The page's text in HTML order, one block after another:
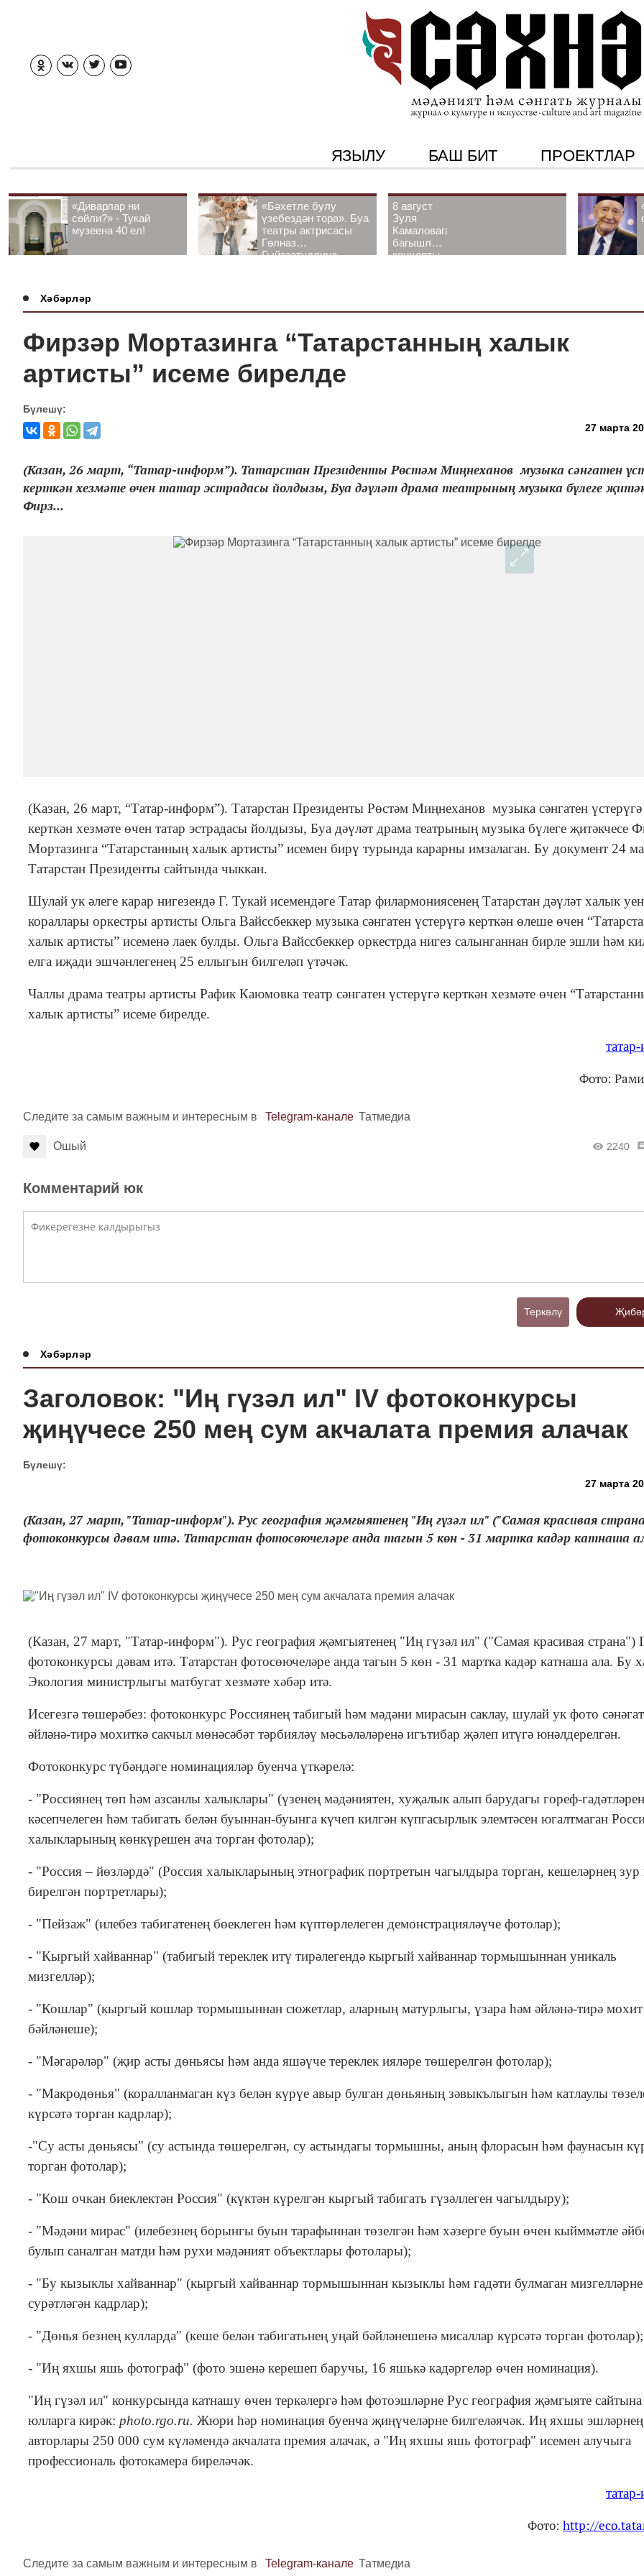
ЯЗЫЛУ БАШ БИТ ПРОЕКТЛАР
«Диварлар ни
сөйли?» - Тукай
музеена 40 ел!
«Бәхетле булу
үзебездән тора». Буа
театры актрисасы
Гөлназ
Гыйззәтуллина-
8 август
Зуля
Камаловага
багышлау
концерты
Хәбәрләр
Фирзәр Мортазинга “Татарстанның халык
артисты” исеме бирелде
Бүлешү:
27 марта
(Казан, 26 март, “Татар-информ”). Татарстан Президенты Рөстәм Миңнеханов музыка сәнгатен
керткән хезмәте өчен татар эстрадасы йолдызы, Буа дәүләт драма театрының музыка бүлеге
Фирз...
(Казан, 26 март, “Татар-информ”). Татарстан Президенты Рөстәм Миңнеханов музыка сәнгатен үстерүгә
керткән хезмәте өчен татар эстрадасы йолдызы, Буа дәүләт драма театрының музыка бүлеге җитәкчесе
Мортазинга “Татарстанның халык артисты” исемен бирү турында карарны имзалаган. Бу документ 24
Татарстан Президенты сайтында чыккан.
Шулай ук әлеге карар нигезендә Г. Тукай исемендәге Татар филармониясенең Татарстан дәүләт халык уен
кораллары оркестры артисты Ольга Вайссбеккер музыка сәнгатен үстерүгә керткән өлеше өчен
халык артисты” исеменә лаек булды. Ольга Вайссбеккер оркестрда нигез салынганнан бирле эшли һәм
елга иҗади эшчәнлегенең 25 еллыгын билгеләп үтәчәк.
Чаллы драма театры артисты Рафик Каюмовка театр сәнгатен үстерүгә керткән хезмәте өчен
халык артисты” исеме бирелде.
Фото:
Следите за самым важным и интересным в Telegram-канале Татмедиа
Ошый 2240
Комментарий юк
Теркәлү
Хәбәрләр
Заголовок: "Иң гүзәл ил" IV фотоконкурсы
җиңүчесе 250 мең сум акчалата премия алачак
Бүлешү:
27 марта
(Казан, 27 март, "Татар-информ"). Рус география җәмгыятенең "Иң гүзәл ил" ("Самая красивая
фотоконкурсы дәвам итә. Татарстан фотосөючеләре анда тагын 5 көн - 31 мартка кадәр катнаша
(Казан, 27 март, "Татар-информ"). Рус география җәмгыятенең "Иң гүзәл ил" ("Самая красивая страна")
фотоконкурсы дәвам итә. Татарстан фотосөючеләре анда тагын 5 көн - 31 мартка кадәр катнаша ала. Бу
Экология министрлыгы матбугат хезмәте хәбәр итә.
Исегезгә төшерәбез: фотоконкурс Россиянең табигый һәм мәдәни мирасын саклау, шулай ук фото
әйләнә-тирә мохиткә сакчыл мөнәсәбәт тәрбияләү мәсьәләләренә игътибар җәлеп итүгә юнәлдерелгән.
Фотоконкурс түбәндәге номинацияләр буенча үткәрелә:
- "Россиянең төп һәм азсанлы халыклары" (үзенең мәдәниятен, хуҗалык алып барудагы гореф-
кәсепчелеген һәм табигать белән буыннан-буынга күчеп килгән күпгасырлык элемтәсен югалтмаган
халыкларының көнкүрешен ача торган фотолар);
- "Россия – йөзләрдә" (Россия халыкларының этнографик портретын чагылдыра торган, кешеләрнең зур
бирелгән портретлары);
- "Пейзаж" (илебез табигатенең бөеклеген һәм күптөрлелеген демонстрацияләүче фотолар);
- "Кыргый хайваннар" (табигый тереклек итү тирәлегендә кыргый хайваннар тормышыннан уникаль
мизгелләр);
- "Кошлар" (кыргый кошлар тормышыннан сюжетлар, аларның матурлыгы, үзара һәм әйләнә-тирә мохит
бәйләнеше);
- "Мәгарәләр" (җир асты дөньясы һәм анда яшәүче тереклек ияләре төшерелгән фотолар);
- "Макродөнья" (коралланмаган күз белән күрүе авыр булган дөньяның зәвыкълыгын һәм катлаулы
күрсәтә торган кадрлар);
-"Су асты дөньясы" (су астында төшерелгән, су астындагы тормышны, аның флорасын һәм фаунасын
торган фотолар);
- "Кош очкан биеклектән Россия" (күктән күрелгән кыргый табигать гүзәллеген чагылдыру);
- "Мәдәни мирас" (илебезнең борынгы буын тарафыннан төзелгән һәм хәзерге буын өчен кыйммәтле
булып саналган матди һәм рухи мәдәният объектлары фотолары);
- "Бу кызыклы хайваннар" (кыргый хайваннар тормышыннан кызыклы һәм гадәти булмаган мизгелләрне
сурәтләгән кадрлар);
- "Дөнья безнең кулларда" (кеше белән табигатьнең уңай бәйләнешенә мисаллар күрсәтә торган фотолар);
- "Иң яхшы яшь фотограф" (фото эшенә керешеп баручы, 16 яшькә кадәргеләр өчен номинация).
"Иң гүзәл ил" конкурсында катнашу өчен теркәлергә һәм фотоэшләрне Рус география җәмгыяте сайтына
юлларга кирәк: photo.rgo.ru. Жюри һәр номинация буенча җиңүчеләрне билгеләячәк. Иң яхшы эшләрнең
авторлары 250 000 сум күләмендә акчалата премия алачак, ә "Иң яхшы яшь фотограф" исемен алучыга
профессиональ фотокамера биреләчәк.
Фото: http://
Следите за самым важным и интересным в Telegram-канале Татмедиа